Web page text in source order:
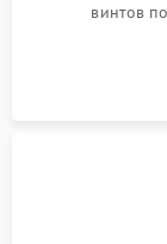
винтов
сенсорного